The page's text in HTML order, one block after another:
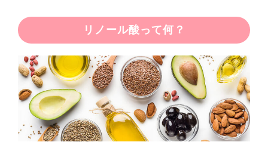
リノール酸って何？